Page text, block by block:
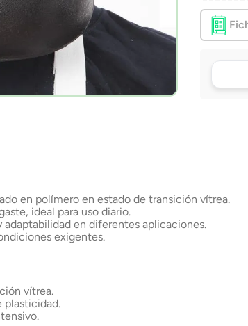
Tu
en polímero en estado de transición vítrea.
ideal para uso diario.
en diferentes aplicaciones.
exigentes.
vítrea.
plasticidad.